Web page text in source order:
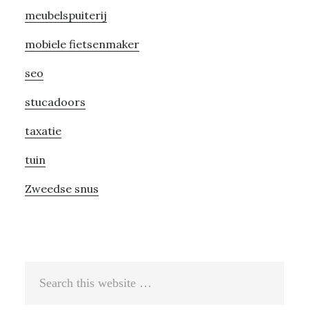
meubelspuiterij
mobiele fietsenmaker
seo
stucadoors
taxatie
tuin
Zweedse snus